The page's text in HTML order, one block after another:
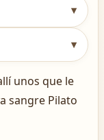
▾
▾
unos que le
sangre Pilato